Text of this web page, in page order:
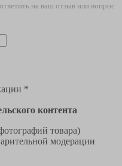
на ваш отзыв или вопрос
*
контента
товара)
модерации